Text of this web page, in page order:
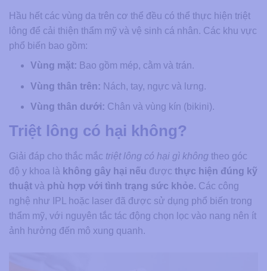
Hầu hết các vùng da trên cơ thể đều có thể thực hiện triệt
lông để cải thiện thẩm mỹ và vệ sinh cá nhân. Các khu vực
phổ biến bao gồm:
Vùng mặt: Bao gồm mép, cằm và trán.
Vùng thân trên: Nách, tay, ngực và lưng.
Vùng thân dưới: Chân và vùng kín (bikini).
Triệt lông có hại không?
Giải đáp cho thắc mắc triệt lông có hại gì không theo góc
độ y khoa là ​ không gây hại nếu được thực hiện đúng kỹ
thuật và phù hợp với tình trạng sức khỏe. Các công
nghệ như IPL hoặc laser đã được sử dụng phổ biến trong
thẩm mỹ, với nguyên tắc tác động chọn lọc vào nang nên ít
ảnh hưởng đến mô xung quanh.